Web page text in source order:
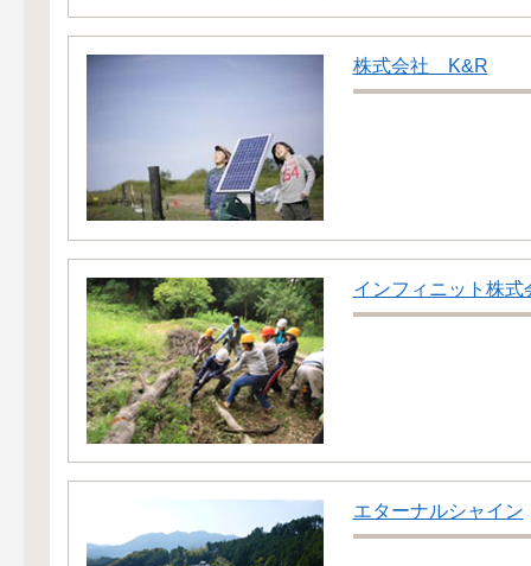
株式会社 K&R
インフィニット株式
エターナルシャイン